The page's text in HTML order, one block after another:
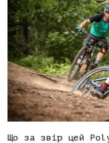
Що за звір цей